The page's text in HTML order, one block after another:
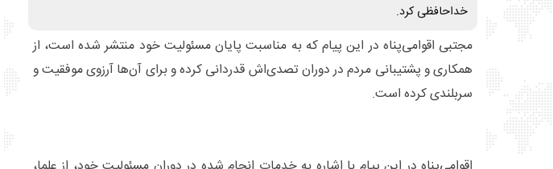
خداحافظی کرد.
مجتبی اقوامی‌پناه در این پیام که به مناسبت پایان مسئولیت خود منتشر شده است، از
همکاری و پشتیبانی مردم در دوران تصدی‌اش قدردانی کرده و برای آن‌ها آرزوی موفقیت و
سربلندی کرده است.